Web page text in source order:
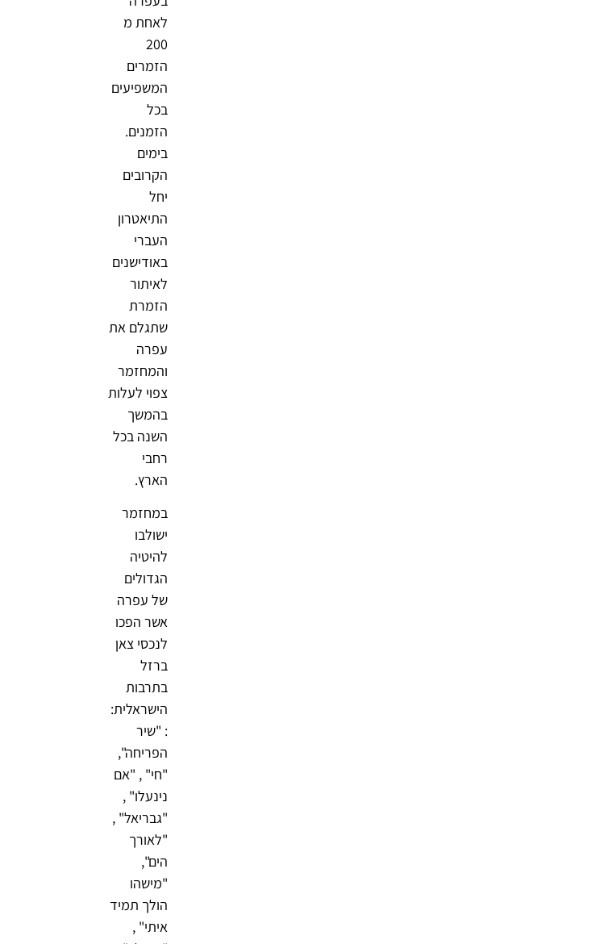
לאחת מ
200
הזמרים
המשפיעים
בכל
הזמנים.
בימים
הקרובים
יחל
התיאטרון
העברי
באודישנים
לאיתור
הזמרת
שתגלם את
עפרה
והמחזמר
צפוי לעלות
בהמשך
השנה בכל
רחבי
הארץ.
במחזמר
ישולבו
להיטיה
הגדולים
של עפרה
אשר הפכו
לנכסי צאן
ברזל
בתרבות
הישראלית:
: "שיר
הפריחה",
"חי" , "אם
נינעלו" ,
"גבריאל" ,
"לאורך
הים",
"מישהו
הולך תמיד
איתי" ,